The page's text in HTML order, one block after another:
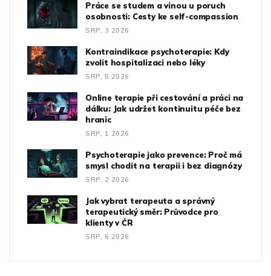
Práce se studem a vinou u poruch
osobnosti: Cesty ke self-compassion
SRP, 3 2026
Kontraindikace psychoterapie: Kdy
zvolit hospitalizaci nebo léky
SRP, 5 2026
Online terapie při cestování a práci na
dálku: Jak udržet kontinuitu péče bez
hranic
SRP, 1 2026
Psychoterapie jako prevence: Proč má
smysl chodit na terapii i bez diagnózy
SRP, 2 2026
Jak vybrat terapeuta a správný
terapeutický směr: Průvodce pro
klienty v ČR
SRP, 6 2026